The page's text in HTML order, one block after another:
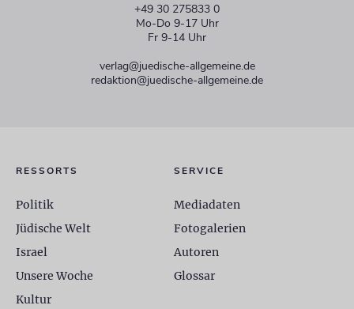
+49 30 275833 0
Mo-Do 9-17 Uhr
Fr 9-14 Uhr
verlag@juedische-allgemeine.de
redaktion@juedische-allgemeine.de
RESSORTS
Politik
Jüdische Welt
Israel
Unsere Woche
Kultur
SERVICE
Mediadaten
Fotogalerien
Autoren
Glossar